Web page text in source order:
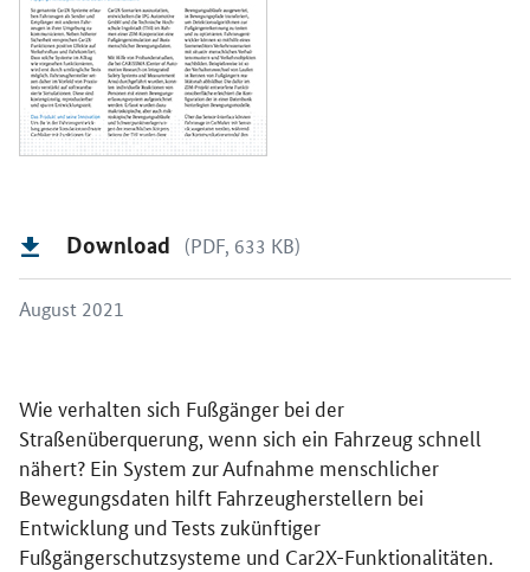
Download (PDF, 633 KB)
August 2021
Wie verhalten sich Fußgänger bei der
Straßenüberquerung, wenn sich ein Fahrzeug schnell
nähert? Ein System zur Aufnahme menschlicher
Bewegungsdaten hilft Fahrzeugherstellern bei
Entwicklung und Tests zukünftiger
Fußgängerschutzsysteme und Car2X-Funktionalitäten.